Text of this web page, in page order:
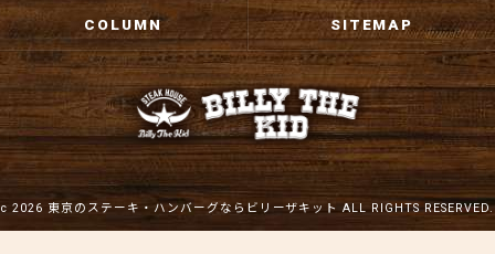
COLUMN SITEMAP
c 2026 東京のステーキ・ハンバーグならビリーザキット ALL RIGHTS RESERVED.